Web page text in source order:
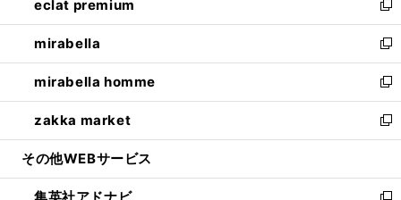
く
で
開
く
ド
ウ
で
開
く
ィ
ン
ド
ウ
で
開
く
い
ウ
ィ
ン
ド
ウ
で
開
eclat premium
新
し
い
ウ
ィ
ン
ド
ウ
開
く
mirabella
新
し
い
ウ
ィ
ン
ウ
mirabella homme
新
し
い
ウ
ン
zakka market
新
し
ウ
その他WEBサービス